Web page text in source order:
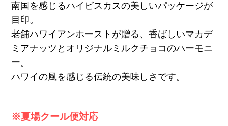
南国を感じるハイビスカスの美しいパッケージが
目印。
老舗ハワイアンホーストが贈る、香ばしいマカデ
ミアナッツとオリジナルミルクチョコのハーモニ
ー。
ハワイの風を感じる伝統の美味しさです。
※夏場クール便対応